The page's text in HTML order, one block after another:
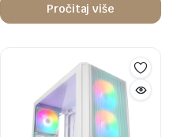
Pročitaj više